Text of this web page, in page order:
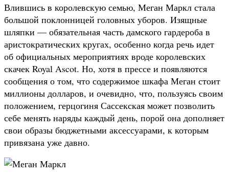
Влившись в королевскую семью, Меган Маркл стала
большой поклонницей головных уборов. Изящные
шляпки — обязательная часть дамского гардероба в
аристократических кругах, особенно когда речь идет
об официальных мероприятиях вроде королевских
скачек Royal Ascot. Но, хотя в прессе и появляются
сообщения о том, что содержимое шкафа Меган стоит
миллионы долларов, и очевидно, что, пользуясь своим
положением, герцогиня Сассекская может позволить
себе менять наряды каждый день, порой она дополняет
свои образы бюджетными аксессуарами, к которым
привязана уже давно.